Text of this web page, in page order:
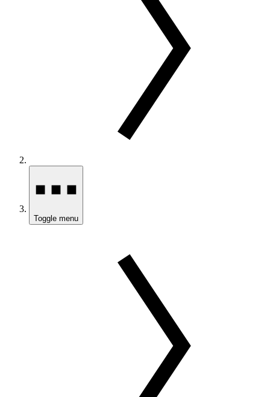
Toggle menu